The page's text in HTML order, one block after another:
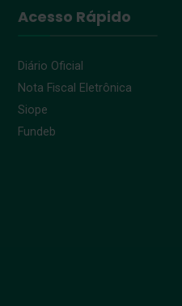
Acesso Rápido
Diário Oficial
Nota Fiscal Eletrônica
Siope
Fundeb